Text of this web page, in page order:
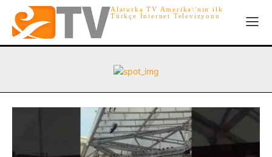
Alaturka TV Amerika\'nın ilk
Türkçe İnternet Televizyonu